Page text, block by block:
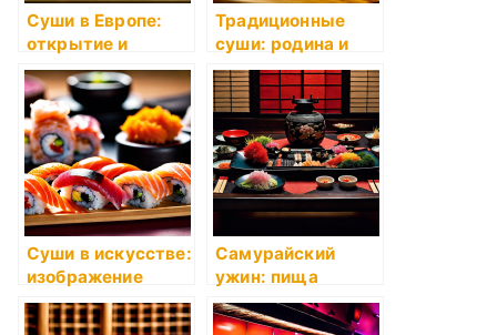
Суши в Европе:
открытие и
популяризация
Традиционные
суши: родина и
достоинства
Суши в искусстве:
изображение
пищи в живописи
и фотографии
Самурайский
ужин: пища
сильных духом